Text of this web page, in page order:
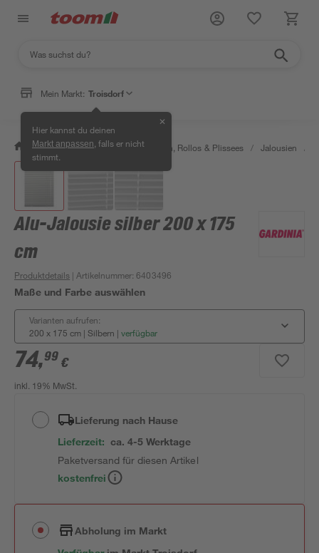
Mein Markt: Troisdorf
Hier kannst du deinen
Markt anpassen , falls er nicht
stimmt.
✕
/ Wohnen & Haushalt / Jalousien, Rollos & Plissees / Jalousien /
Alu-Jalousie silber 200 x 175
cm
Produktdetails | Artikelnummer:6403496
Maße und Farbe auswählen
Varianten aufrufen:
200 x 175 cm | Silbern | verfügbar
74,99 €
inkl. 19% MwSt.
Lieferung nach Hause
Lieferzeit: ca. 4-5 Werktage
Paketversand für diesen Artikel
kostenfrei
Abholung im Markt